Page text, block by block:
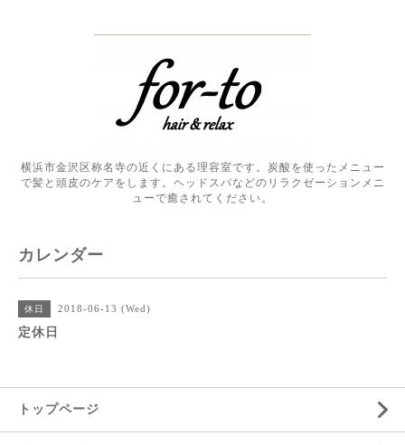
横浜市金沢区称名寺の近くにある理容室です。炭酸を使ったメニュー
で髪と頭皮のケアをします。ヘッドスパなどのリラクゼーションメニ
ューで癒されてください。
カレンダー
休日 2018-06-13 (Wed)
定休日
トップページ